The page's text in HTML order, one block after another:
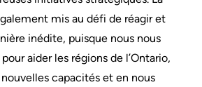
Preparing
to
leave
Services
Patient
Notre
rendement
mis au défi de réagir et
inédite, puisque nous nous
aider les régions de l’Ontario,
capacités et en nous